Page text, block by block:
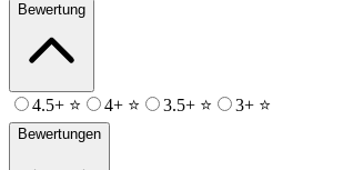
Bewertung
4.5+ ⭐ 4+ ⭐ 3.5+ ⭐ 3+ ⭐
Bewertungen